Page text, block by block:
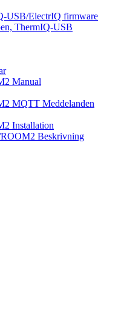
USB/ElectrIQ firmware
ThermIQ-USB
Manual
MQTT Meddelanden
Installation
Beskrivning